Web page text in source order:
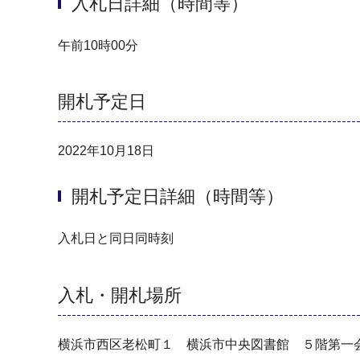
午前10時00分
開札予定日
2022年10月18日
開札予定日詳細（時間等）
入札日と同日同時刻
入札・開札場所
横浜市西区老松町１ 横浜市中央図書館 ５階第一